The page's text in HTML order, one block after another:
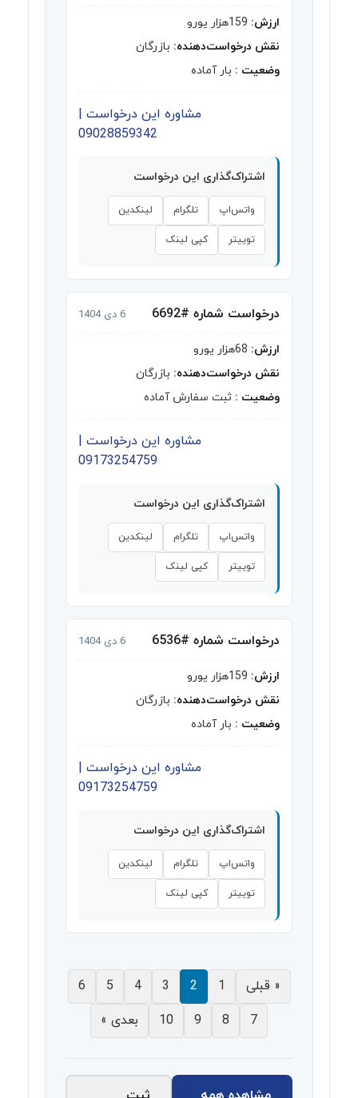
ارزش:
نقش درخواست‌دهنده: بازرگان
وضعیت : بار آماده
مشاوره این درخواست |
09028859342
اشتراک‌گذاری این درخواست
واتس‌اپ تلگرام لینکدین
توییتر کپی لینک
درخواست شماره #6692 6 دی 1404
ارزش:
نقش درخواست‌دهنده: بازرگان
وضعیت : ثبت سفارش آماده
مشاوره این درخواست |
09173254759
اشتراک‌گذاری این درخواست
واتس‌اپ تلگرام لینکدین
توییتر کپی لینک
درخواست شماره #6536 6 دی 1404
ارزش:
نقش درخواست‌دهنده: بازرگان
وضعیت : بار آماده
مشاوره این درخواست |
09173254759
اشتراک‌گذاری این درخواست
واتس‌اپ تلگرام لینکدین
توییتر کپی لینک
« قبلی 1
2
3
4
5
6
7
8
9
10 بعدی »